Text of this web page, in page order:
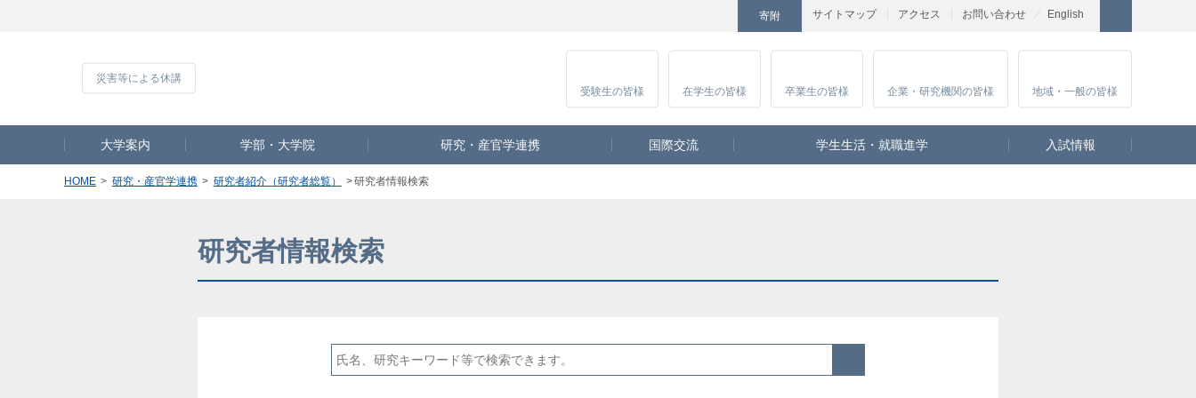
サイトマップ アクセス お問い合わせ
寄附 English
Instagram
受験生の皆様 在学生の皆様 卒業生の皆様 企業・研究機関の皆様 地域・一般の皆様
大学案内 学部・大学院 研究・産官学連携 国際交流 学生生活・就職進学 入試情報
HOME 研究・産官学連携 研究者紹介（研究者総覧） 研究者情報検索
研究者情報検索